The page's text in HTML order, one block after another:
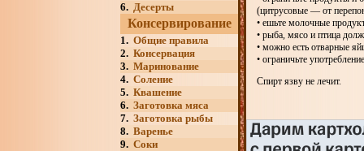
6. Десерты
Консервирование
1. Общие правила
2. Консервация
3. Маринование
4. Соление
5. Квашение
6. Заготовка мяса
7. Заготовка рыбы
8. Варенье
9. Соки
(цитрусовые — от
• ешьте молочные
• рыба, мясо и птица
• можно есть отварные
• ограничьте
Спирт язву не лечит.